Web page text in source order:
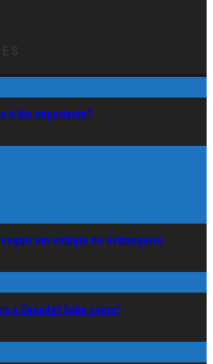
é tão importante?
um estágio no estrangeiro
o Canadá? Sabe como!